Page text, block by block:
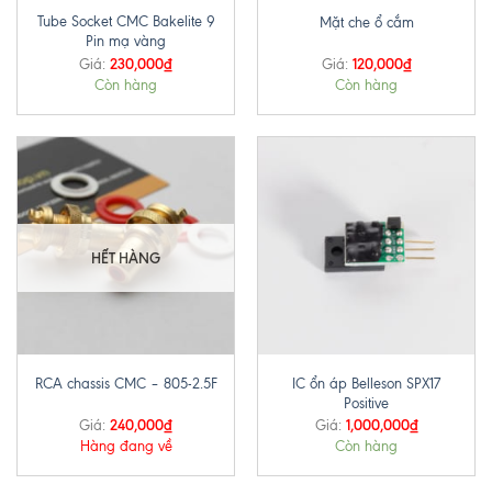
Tube Socket CMC Bakelite 9
Pin mạ vàng
Giá: 230,000₫
Còn hàng
Mặt che ổ cắm
Giá: 120,000₫
Còn hàng
HẾT HÀNG
RCA chassis CMC – 805-2.5F
Giá: 240,000₫
Hàng đang về
IC ổn áp Belleson SPX17
Positive
Giá: 1,000,000₫
Còn hàng